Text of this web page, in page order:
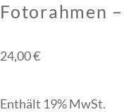
Fotorahmen
24,00€
Enthält 19% MwSt.